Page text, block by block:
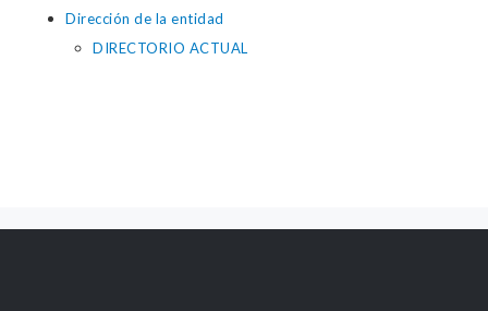
Dirección de la entidad
DIRECTORIO ACTUAL